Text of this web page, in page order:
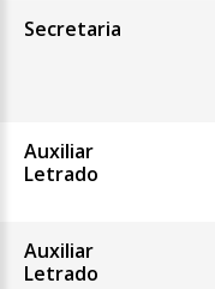
Secretaria
Auxiliar
Letrado
Auxiliar
Letrado